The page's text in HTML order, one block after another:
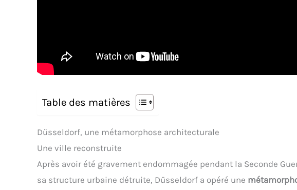
Table des matières
Düsseldorf, une métamorphose architecturale
Une ville reconstruite
Après avoir été gravement endommagée pendant la Seconde
sa structure urbaine détruite, Düsseldorf a opéré une